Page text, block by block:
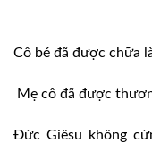
Cô bé đã được chữa
Mẹ cô đã được
Đức Giêsu không